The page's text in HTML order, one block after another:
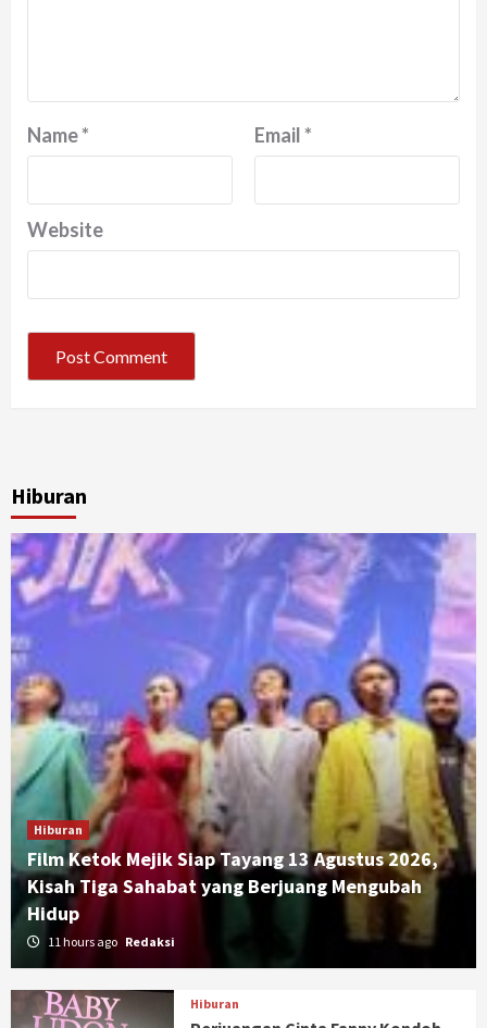
Name* Email*
Website
Hiburan
Hiburan
Film Ketok Mejik Siap Tayang 13 Agustus 2026,
Kisah Tiga Sahabat yang Berjuang Mengubah
Hidup
11 hours ago Redaksi
Hiburan